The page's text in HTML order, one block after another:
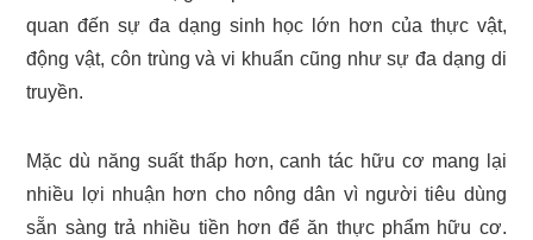
quan đến sự đa dạng sinh học lớn hơn của thực vật,
động vật, côn trùng và vi khuẩn cũng như sự đa dạng di
truyền.
Mặc dù năng suất thấp hơn, canh tác hữu cơ mang lại
nhiều lợi nhuận hơn cho nông dân vì người tiêu dùng
sẵn sàng trả nhiều tiền hơn để ăn thực phẩm hữu cơ.